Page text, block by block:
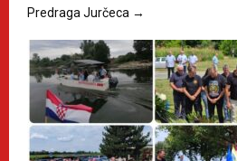
Predraga Jurčeca →